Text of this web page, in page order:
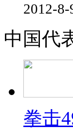
2012-8-
中国代
拳击